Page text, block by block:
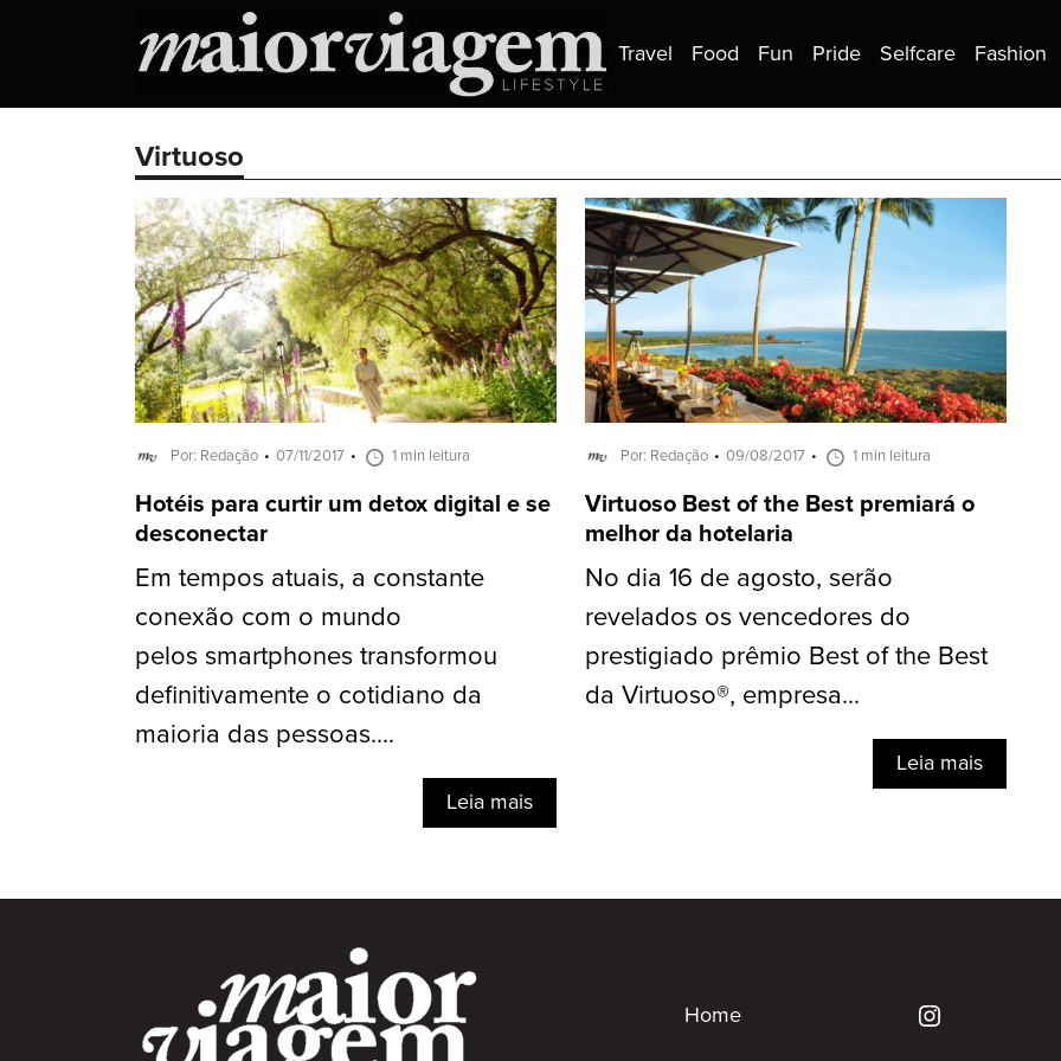
Travel Food Fun Pride Selfcare Fashion
Virtuoso
Por: Redação 07/11/2017 1 min leitura
Hotéis para curtir um detox digital e se
desconectar
Em tempos atuais, a constante
conexão com o mundo
pelos smartphones transformou
definitivamente o cotidiano da
maioria das pessoas....
Leia mais
Por: Redação 09/08/2017 1 min leitura
Virtuoso Best of the Best premiará o
melhor da hotelaria
No dia 16 de agosto, serão
revelados os vencedores do
prestigiado prêmio Best of the Best
da Virtuoso®, empresa...
Leia mais
Home